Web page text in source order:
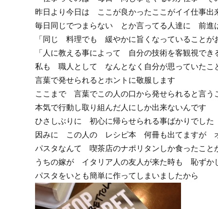
昨日より今日は ここが良かったここがイイ仕事出
毎日同じでつまらない とか言ってる人達に 前進
「同じ 料理でも 緩やかに旨くなっていることが
「人に教える事によって 自分の技術を客観視でき
私も 職人として なんとなく自分が思っていたこ
言葉で発せられるとホントに敬服します
ここまで 言葉でこの人の口から発せられると言う
本気で行動し取り組んだ人にしか出来ないんです
ひさしぶりに 初心に帰らせられる事ばかりでした
因みに この人の レシピ本 何冊も出てますが
パスタなんて 喫茶店のナポリタンしか食ったこと
うちの嫁が イタリア人の友人が来た時も 恥ずか
パスタをいとも簡単に作ってしまいましたから